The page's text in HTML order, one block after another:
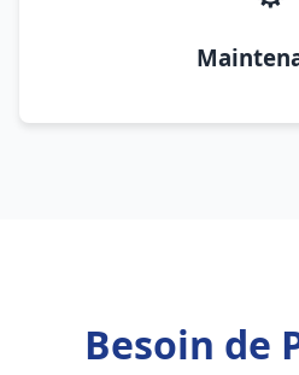
Besoin de